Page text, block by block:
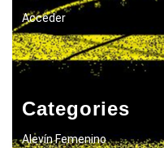
Acceder
Categories
Alevín Femenino